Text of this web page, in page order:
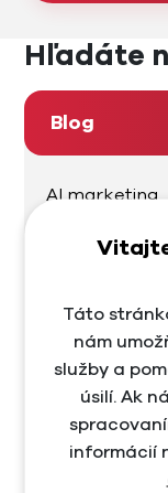
Hľadáte
Blog
AI marketing
Ako začať so
Copywriting
E-commerce
E-
Facebook
Táto
nám
služby a
úsilí. Ak
informácií